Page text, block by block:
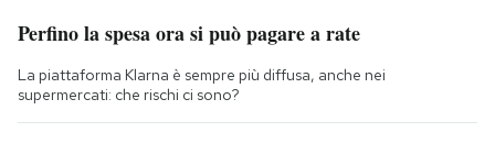
Perfino la spesa ora si può pagare a rate
La piattaforma Klarna è sempre più diffusa, anche nei
supermercati: che rischi ci sono?